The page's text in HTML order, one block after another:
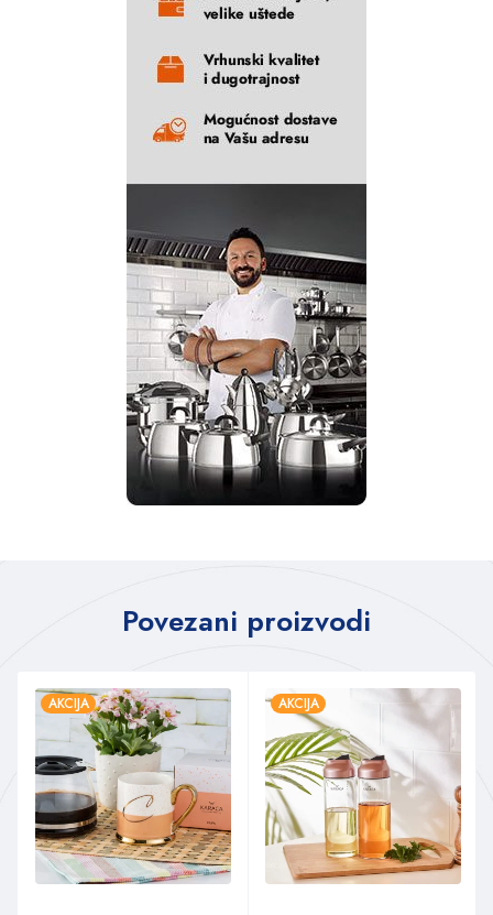
Povezani proizvodi
AKCIJA AKCIJA